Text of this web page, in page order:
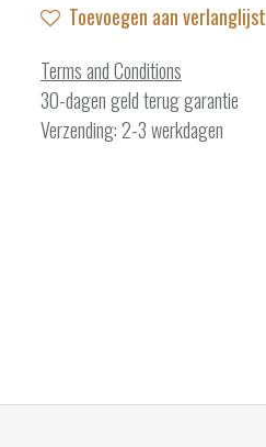
Toevoegen aan verlanglijst
Terms and Conditions
30-dagen geld terug garantie
Verzending: 2-3 werkdagen